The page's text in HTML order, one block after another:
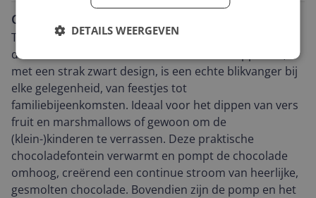
Chocoladeplezier voor iedereen
Treed binnen in de wereld van zoete verwennerij met
de Princess 292994 Chocoladefontein. Dit apparaat,
met een strak zwart design, is een echte blikvanger bij
elke gelegenheid, van feestjes tot
familiebijeenkomsten. Ideaal voor het dippen van vers
fruit en marshmallows of gewoon om de
(klein-)kinderen te verrassen. Deze praktische
chocoladefontein verwarmt en pompt de chocolade
omhoog, creërend een continue stroom van heerlijke,
gesmolten chocolade. Bovendien zijn de pomp en het
DETAILS WEERGEVEN